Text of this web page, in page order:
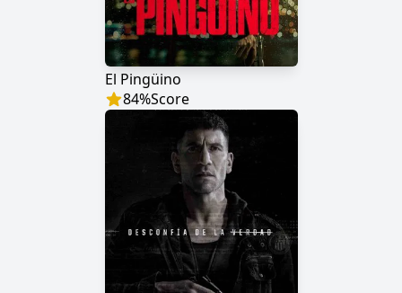
El Pingüino
84%Score